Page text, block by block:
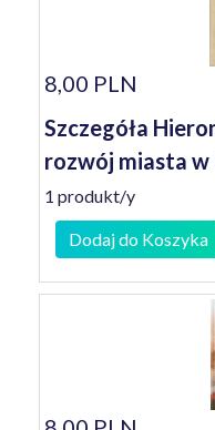
8,00 PLN
Szczegóła
rozwój miasta w
1 produkt/y
Dodaj do Koszyka